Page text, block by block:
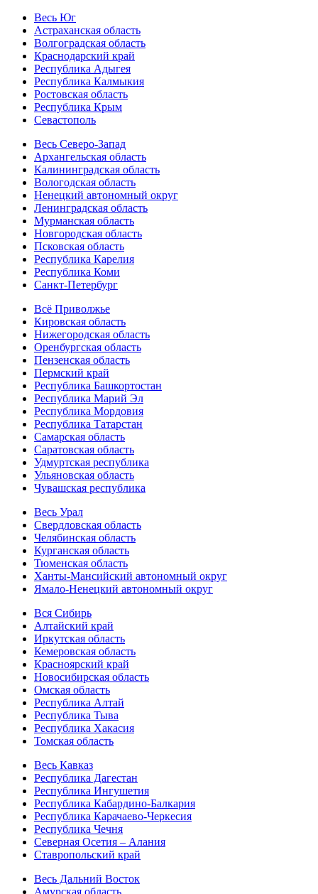
Весь Юг
Астраханская область
Волгоградская область
Краснодарский край
Республика Адыгея
Республика Калмыкия
Ростовская область
Республика Крым
Севастополь
Весь Северо-Запад
Архангельская область
Калининградская область
Вологодская область
Ненецкий автономный округ
Ленинградская область
Мурманская область
Новгородская область
Псковская область
Республика Карелия
Республика Коми
Санкт-Петербург
Всё Приволжье
Кировская область
Нижегородская область
Оренбургская область
Пензенская область
Пермский край
Республика Башкортостан
Республика Марий Эл
Республика Мордовия
Республика Татарстан
Самарская область
Саратовская область
Удмуртская республика
Ульяновская область
Чувашская республика
Весь Урал
Свердловская область
Челябинская область
Курганская область
Тюменская область
Ханты-Мансийский автономный округ
Ямало-Ненецкий автономный округ
Вся Сибирь
Алтайский край
Иркутская область
Кемеровская область
Красноярский край
Новосибирская область
Омская область
Республика Алтай
Республика Тыва
Республика Хакасия
Томская область
Весь Кавказ
Республика Дагестан
Республика Ингушетия
Республика Кабардино-Балкария
Республика Карачаево-Черкесия
Республика Чечня
Северная Осетия – Алания
Ставропольский край
Весь Дальний Восток
Амурская область